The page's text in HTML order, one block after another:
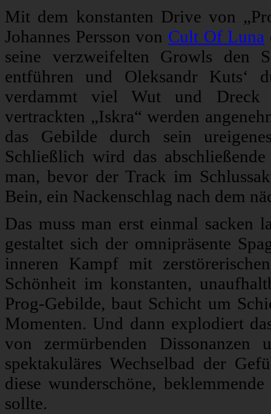
Mit dem konstanten Drive von
Johannes Persson von Cult Of Luna
seine verzweifelten Growls den
entführen und Oleksandr Kuts‘
verdammt viel Wut und Dreck
vertrackten „Iskra“ werden
das Gebilde durch sein
Schließlich wird das
man, bevor der Track im
Bein, ein Nackenschlag nach dem
Das muss man erst einmal sacken
gestaltet sich der omnipräsente
inneren Kampf mit
Schönheit im konstanten,
Prog-Gebilde, baut Schicht um
Momenten. Und dann explodiert
von zermürbenden
spektakuläres Wechselbad der
diese wunderschöne,
sollte.